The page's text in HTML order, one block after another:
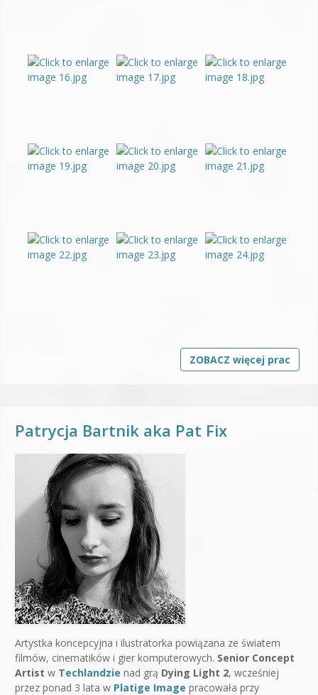
ZOBACZ więcej prac
Patrycja Bartnik aka Pat Fix
Artystka koncepcyjna i ilustratorka powiązana ze światem
filmów, cinematików i gier komputerowych. Senior Concept
Artist w Techlandzie nad grą Dying Light 2, wcześniej
przez ponad 3 lata w Platige Image pracowała przy